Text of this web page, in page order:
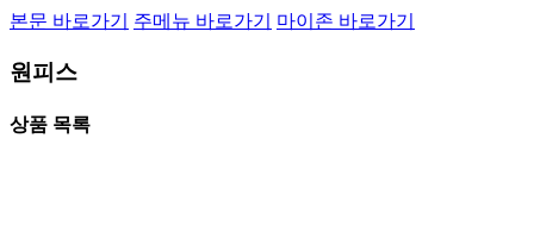
본문 바로가기 주메뉴 바로가기 마이존 바로가기
원피스
상품 목록